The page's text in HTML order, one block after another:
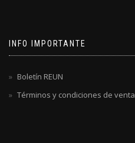
INFO IMPORTANTE
Boletín REUN
Términos y condiciones de venta